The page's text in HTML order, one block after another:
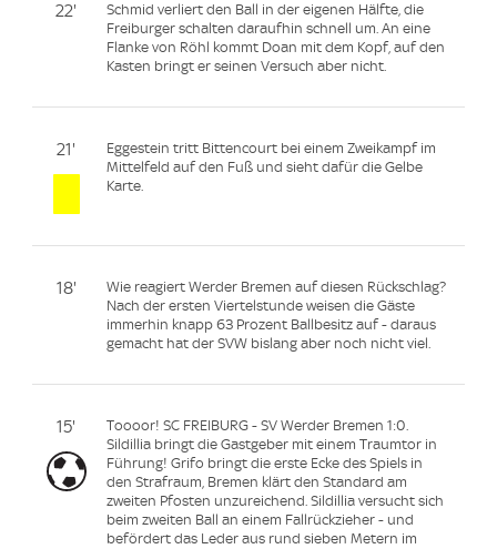
22'
Schmid verliert den Ball in der eigenen Hälfte, die
Freiburger schalten daraufhin schnell um. An eine
Flanke von Röhl kommt Doan mit dem Kopf, auf den
Kasten bringt er seinen Versuch aber nicht.
21'
Eggestein tritt Bittencourt bei einem Zweikampf im
Mittelfeld auf den Fuß und sieht dafür die Gelbe
Karte.
18'
Wie reagiert Werder Bremen auf diesen Rückschlag?
Nach der ersten Viertelstunde weisen die Gäste
immerhin knapp 63 Prozent Ballbesitz auf - daraus
gemacht hat der SVW bislang aber noch nicht viel.
15'
Toooor! SC FREIBURG - SV Werder Bremen 1:0.
Sildillia bringt die Gastgeber mit einem Traumtor in
Führung! Grifo bringt die erste Ecke des Spiels in
den Strafraum, Bremen klärt den Standard am
zweiten Pfosten unzureichend. Sildillia versucht sich
beim zweiten Ball an einem Fallrückzieher - und
befördert das Leder aus rund sieben Metern im